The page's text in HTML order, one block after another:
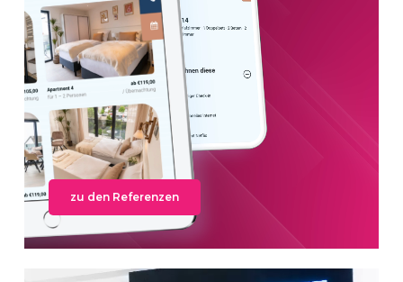
zu den Referenzen